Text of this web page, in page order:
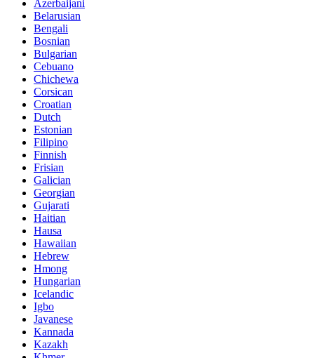
Azerbaijani
Belarusian
Bengali
Bosnian
Bulgarian
Cebuano
Chichewa
Corsican
Croatian
Dutch
Estonian
Filipino
Finnish
Frisian
Galician
Georgian
Gujarati
Haitian
Hausa
Hawaiian
Hebrew
Hmong
Hungarian
Icelandic
Igbo
Javanese
Kannada
Kazakh